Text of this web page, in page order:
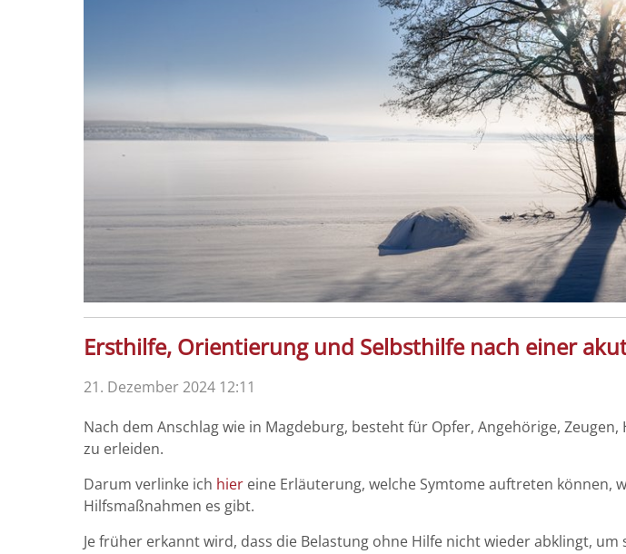
Ersthilfe, Orientierung und Selbsthilfe nach einer
21. Dezember 2024 12:11
Nach dem Anschlag wie in Magdeburg, besteht für Opfer, Angehörige,
zu erleiden.
Darum verlinke ich hier eine Erläuterung, welche Symtome auftreten können,
Hilfsmaßnahmen es gibt.
Je früher erkannt wird, dass die Belastung ohne Hilfe nicht wieder abklingt,